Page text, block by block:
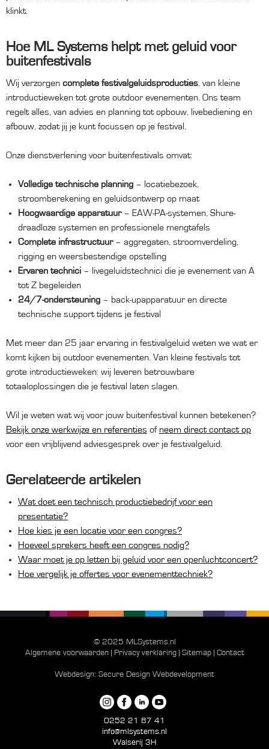
klinkt.
Hoe ML Systems helpt met geluid voor
buitenfestivals
Wij verzorgen complete festivalgeluidsproducties , van kleine
introductieweken tot grote outdoor evenementen. Ons team
regelt alles, van advies en planning tot opbouw, livebediening en
afbouw, zodat jij je kunt focussen op je festival.
Onze dienstverlening voor buitenfestivals omvat:
Volledige technische planning – locatiebezoek,
stroomberekening en geluidsontwerp op maat
Hoogwaardige apparatuur– EAW-PA-systemen, Shure-
draadloze systemen en professionele mengtafels
Complete infrastructuur– aggregaten, stroomverdeling,
rigging en weersbestendige opstelling
Ervaren technici – livegeluidstechnici die je evenement van A
tot Z begeleiden
24/7-ondersteuning – back-upapparatuur en directe
technische support tijdens je festival
Met meer dan 25 jaar ervaring in festivalgeluid weten we wat er
komt kijken bij outdoor evenementen. Van kleine festivals tot
grote introductieweken: wij leveren betrouwbare
totaaloplossingen die je festival laten slagen.
Wil je weten wat wij voor jouw buitenfestival kunnen betekenen?
Bekijk onze werkwijze en referenties of neem direct contact op
voor een vrijblijvend adviesgesprek over je festivalgeluid.
Gerelateerde artikelen
Wat doet een technisch productiebedrijf voor een
presentatie?
Hoe kies je een locatie voor een congres?
Hoeveel sprekers heeft een congres nodig?
Waar moet je op letten bij geluid voor een openluchtconcert?
Hoe vergelijk je offertes voor evenementtechniek?
© 2025 MLSystems.nl
Algemene voorwaarden| Privacy verklaring| Sitemap| Contact
Webdesign: Secure Design Webdevelopment
0252 21 87 41
info@mlsystems.nl
Walserij 3H